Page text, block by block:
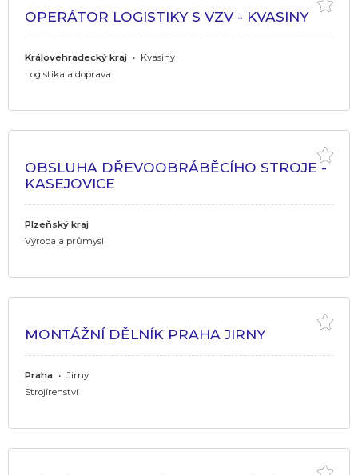
OPERÁTOR LOGISTIKY S VZV - KVASINY
Královehradecký kraj • Kvasiny
Logistika a doprava
OBSLUHA DŘEVOOBRÁBĚCÍHO STROJE -
KASEJOVICE
Plzeňský kraj
Výroba a průmysl
MONTÁŽNÍ DĚLNÍK PRAHA JIRNY
Praha • Jirny
Strojírenství